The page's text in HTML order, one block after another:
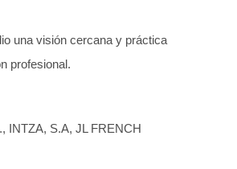
una visión cercana y práctica
profesional.
INTZA, S.A, JL FRENCH